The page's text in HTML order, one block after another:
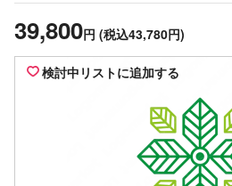
39,800円 (税込43,780円)
検討中リストに追加する